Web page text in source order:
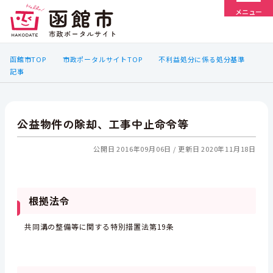
メニュー
函館市TOP 市政ポータルサイトTOP
不利益処分に係る処分基準
記事
公益物件の除却、工事中止命令等
公開日 2016年09月06日 更新日 2020年11月18日
根拠法令
共同溝の整備等に関する特別措置法第19条